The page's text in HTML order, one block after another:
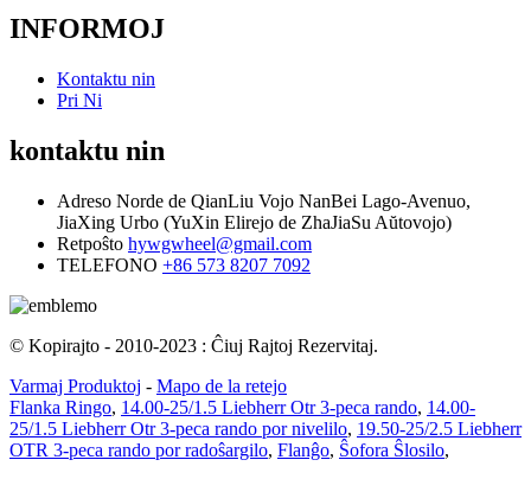
INFORMOJ
Kontaktu nin
Pri Ni
kontaktu nin
Adreso Norde de QianLiu Vojo NanBei Lago-Avenuo,
JiaXing Urbo (YuXin Elirejo de ZhaJiaSu Aŭtovojo)
Retpoŝto hywgwheel@gmail.com
TELEFONO +86 573 8207 7092
© Kopirajto - 2010-2023 : Ĉiuj Rajtoj Rezervitaj.
Varmaj Produktoj - Mapo de la retejo
Flanka Ringo, 14.00-25/1.5 Liebherr Otr 3-peca rando, 14.00-
25/1.5 Liebherr Otr 3-peca rando por nivelilo, 19.50-25/2.5 Liebherr
OTR 3-peca rando por radoŝargilo, Flanĝo, Ŝofora Ŝlosilo,